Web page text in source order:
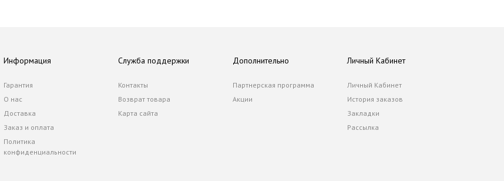
Информация
Гарантия
О нас
Доставка
Заказ и оплата
Политика
конфиденциальности
Служба поддержки
Контакты
Возврат товара
Карта сайта
Дополнительно
Партнерская программа
Акции
Личный Кабинет
Личный Кабинет
История заказов
Закладки
Рассылка